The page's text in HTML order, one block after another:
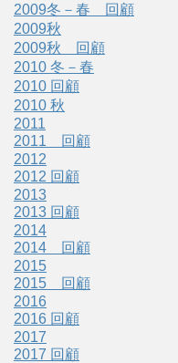
2009冬－春 回顧
2009秋
2009秋 回顧
2010 冬－春
2010 回顧
2010 秋
2011
2011 回顧
2012
2012 回顧
2013
2013 回顧
2014
2014 回顧
2015
2015 回顧
2016
2016 回顧
2017
2017 回顧